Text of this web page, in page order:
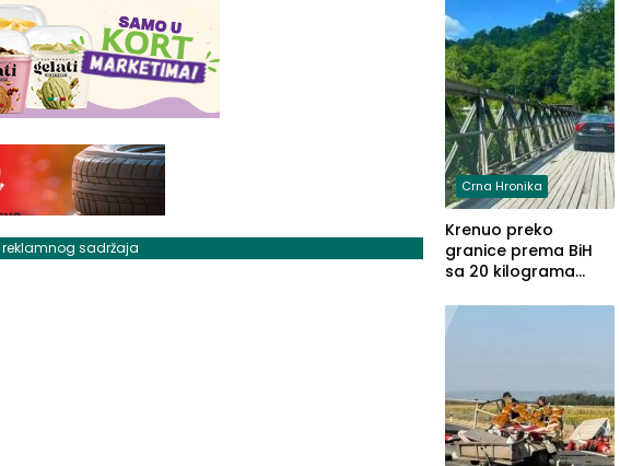
reklamnog sadržaja
Crna Hronika
Krenuo preko
granice prema BiH
sa 20 kilograma
u automobilu